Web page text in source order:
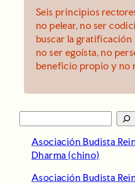
Seis principios
no pelear, no ser
buscar la gratificación
no ser egoísta, no
beneficio propio y no
Asociación Budista
Dharma (chino)
Asociación Budista